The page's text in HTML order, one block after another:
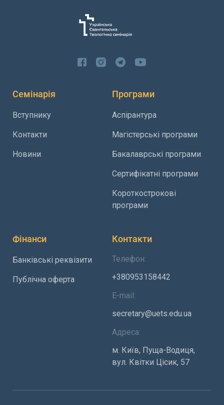
Семінарія
Вступнику
Контакти
Новини
Програми
Аспірантура
Магістерські програми
Бакалаврські програми
Сертифікатні програми
Короткострокові
програми
Фінанси
Банківські реквізити
Публічна оферта
Контакти
Телефон:
+380953158442
E-mail:
secretary@uets.edu.ua
Адреса:
м. Київ, Пуща-Водиця,
вул. Квітки Цісик, 57